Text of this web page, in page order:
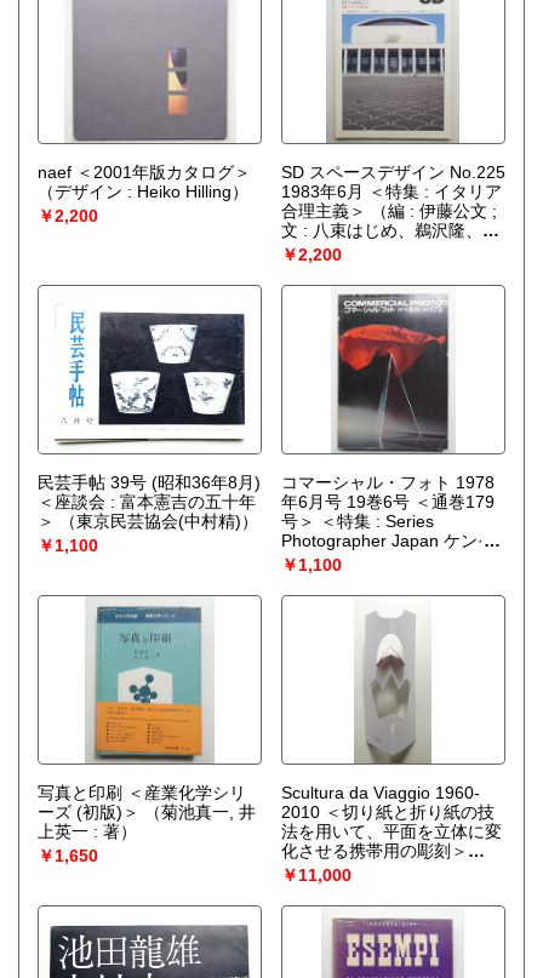
naef ＜2001年版カタログ＞
（デザイン : Heiko Hilling）
￥2,200
SD スペースデザイン No.225
1983年6月 ＜特集 : イタリア
合理主義＞
（編 : 伊藤公文 ;
文 : 八束はじめ、鵜沢隆、稲
川直樹、大内昌弘）
￥2,200
民芸手帖 39号 (昭和36年8月)
＜座談会 : 富本憲吉の五十年
＞
（東京民芸協会(中村精)）
￥1,100
コマーシャル・フォト 1978
年6月号 19巻6号 ＜通巻179
号＞ ＜特集 : Series
Photographer Japan ケン·モ
リ ; 料理写真撮影のABC ; 大
阪風味のコマーシャルカタロ
グ＞ （編 : 吉川八百美）
￥1,100
写真と印刷 ＜産業化学シリ
ーズ (初版)＞
（菊池真一, 井
上英一 : 著）
￥1,650
Scultura da Viaggio 1960-
2010 ＜切り紙と折り紙の技
法を用いて、平面を立体に変
化させる携帯用の彫刻＞
（作 : Bruno Munari）
￥11,000